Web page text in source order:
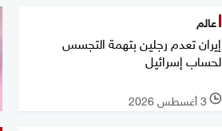
عالم
إيران تعدم رجلين بتهمة التجسس
لحساب إسرائيل
l 3 أغسطس 2026